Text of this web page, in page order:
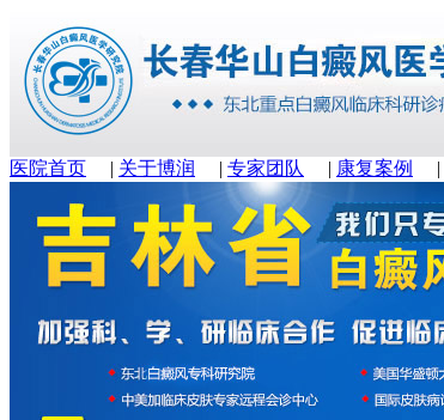
医院首页 | 关于博润 | 专家团队 | 康复案例 |